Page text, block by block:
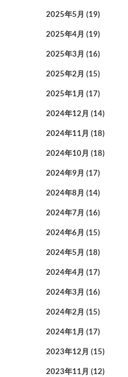
2025年5月 (19)
2025年4月 (19)
2025年3月 (16)
2025年2月 (15)
2025年1月 (17)
2024年12月 (14)
2024年11月 (18)
2024年10月 (18)
2024年9月 (17)
2024年8月 (14)
2024年7月 (16)
2024年6月 (15)
2024年5月 (18)
2024年4月 (17)
2024年3月 (16)
2024年2月 (15)
2024年1月 (17)
2023年12月 (15)
2023年11月 (12)